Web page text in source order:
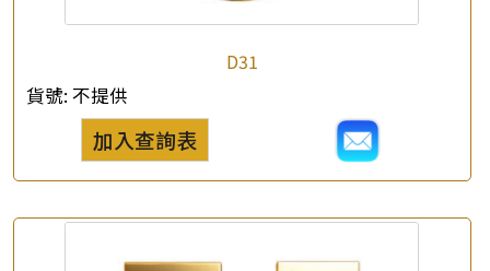
公司名稱
*e-mail
D31
貨號: 不提供
加入查詢表